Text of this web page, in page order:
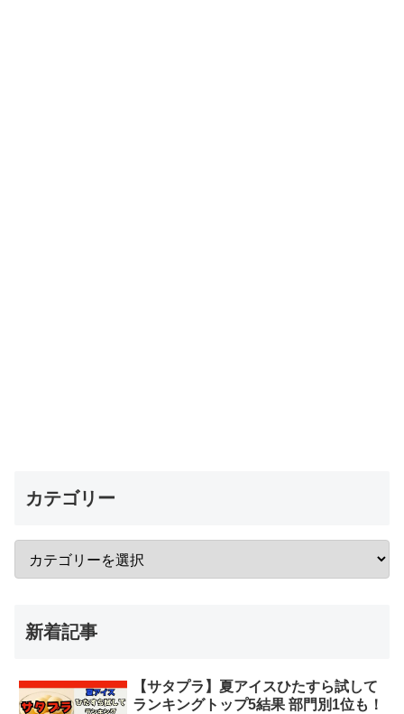
カテゴリー
新着記事
【サタプラ】夏アイスひたすら試して
ランキングトップ5結果 部門別1位も！